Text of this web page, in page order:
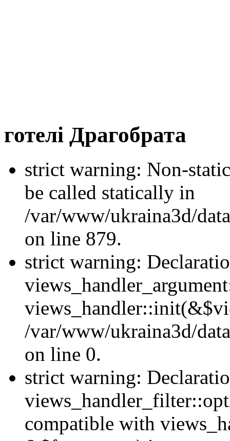
готелі Драгобрата
strict warning: Non-
be called statically in
/var/www/ukraina3d/
on line 879.
strict warning:
/var/www/ukraina3d/
on line 0.
strict warning:
compatible with